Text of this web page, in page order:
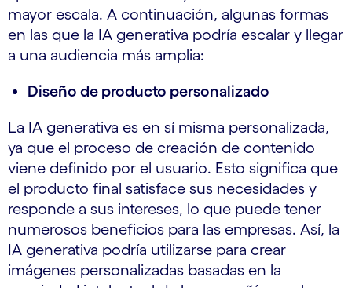
mayor escala. A continuación, algunas formas
en las que la IA generativa podría escalar y llegar
a una audiencia más amplia:
Diseño de producto personalizado
La IA generativa es en sí misma personalizada,
ya que el proceso de creación de contenido
viene definido por el usuario. Esto significa que
el producto final satisface sus necesidades y
responde a sus intereses, lo que puede tener
numerosos beneficios para las empresas. Así, la
IA generativa podría utilizarse para crear
imágenes personalizadas basadas en la